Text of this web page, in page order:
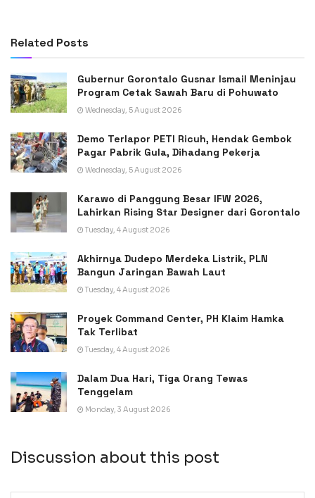
Related Posts
Gubernur Gorontalo Gusnar Ismail Meninjau
Program Cetak Sawah Baru di Pohuwato
Wednesday, 5 August 2026
Demo Terlapor PETI Ricuh, Hendak Gembok
Pagar Pabrik Gula, Dihadang Pekerja
Wednesday, 5 August 2026
Karawo di Panggung Besar IFW 2026,
Lahirkan Rising Star Designer dari Gorontalo
Tuesday, 4 August 2026
Akhirnya Dudepo Merdeka Listrik, PLN
Bangun Jaringan Bawah Laut
Tuesday, 4 August 2026
Proyek Command Center, PH Klaim Hamka
Tak Terlibat
Tuesday, 4 August 2026
Dalam Dua Hari, Tiga Orang Tewas
Tenggelam
Monday, 3 August 2026
Discussion about this post